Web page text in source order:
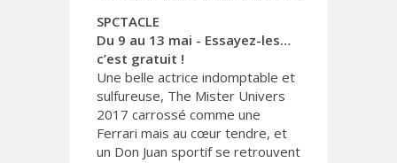
SPCTACLE
Du 9 au 13 mai - Essayez-les…
c’est gratuit !
Une belle actrice indomptable et
sulfureuse, The Mister Univers
2017 carrossé comme une
Ferrari mais au cœur tendre, et
un Don Juan sportif se retrouvent